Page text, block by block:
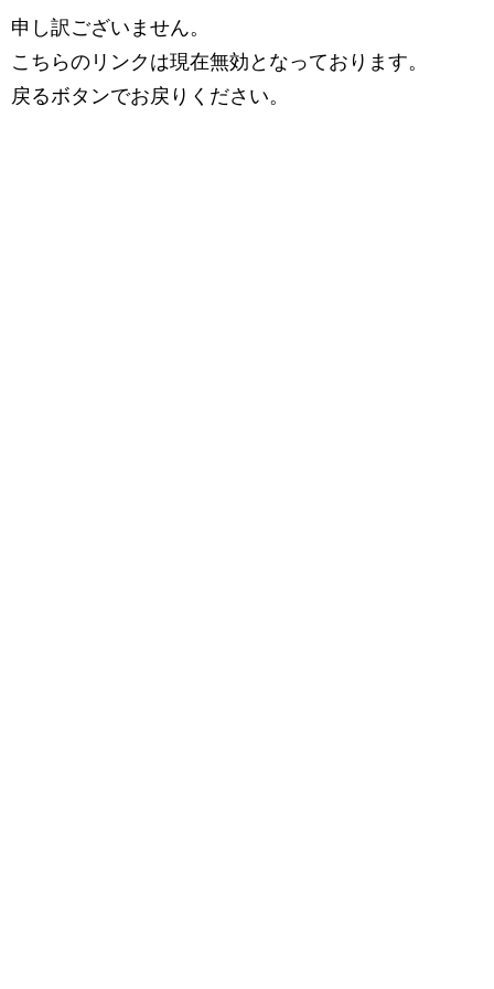
申し訳ございません。
こちらのリンクは現在無効となっております。
戻るボタンでお戻りください。